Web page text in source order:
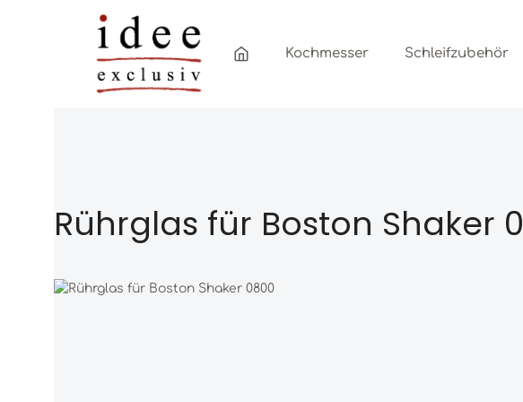
Zum Hauptinhalt springen
Zur Hauptnavigation springen
Kochmesser Schleifzubehör
Rührglas für Boston Shaker
Bildergalerie überspringen